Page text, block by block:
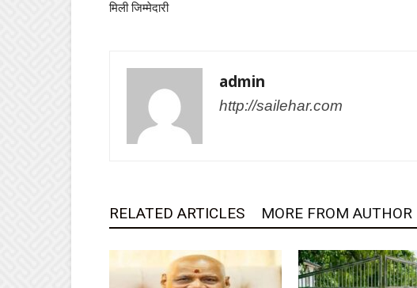
मिली जिम्मेदारी
admin
http://sailehar.com
RELATED ARTICLES MORE FROM AUTHOR